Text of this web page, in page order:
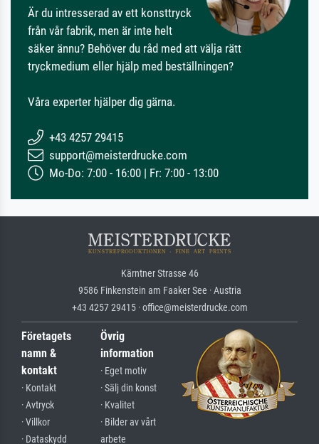
Är du intresserad av ett konsttryck
från vår fabrik, men är inte helt
säker ännu? Behöver du råd med att välja rätt
tryckmedium eller hjälp med beställningen?
Våra experter hjälper dig gärna.
+43 4257 29415
support@meisterdrucke.com
Mo-Do: 7:00 - 16:00 | Fr: 7:00 - 13:00
Kärntner Strasse 46
9586 Finkenstein am Faaker See · Austria
+43 4257 29415 · office@meisterdrucke.com
Företagets
namn &
kontakt
· Kontakt
· Avtryck
· Villkor
· Dataskydd
Övrig
information
· Eget motiv
· Sälj din konst
· Kvalitet
· Bilder av vårt
arbete